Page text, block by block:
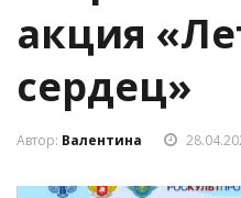
акция
сердец»
Автор:Валентина